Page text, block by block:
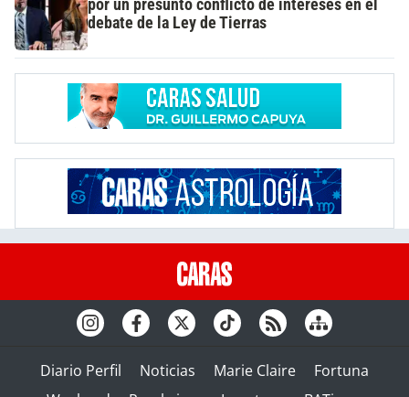
por un presunto conflicto de intereses en el
debate de la Ley de Tierras
Diario Perfil Noticias Marie Claire
Fortuna